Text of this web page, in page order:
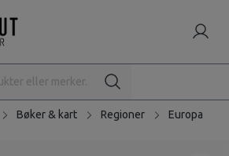
Bøker & kart Regioner
Europa